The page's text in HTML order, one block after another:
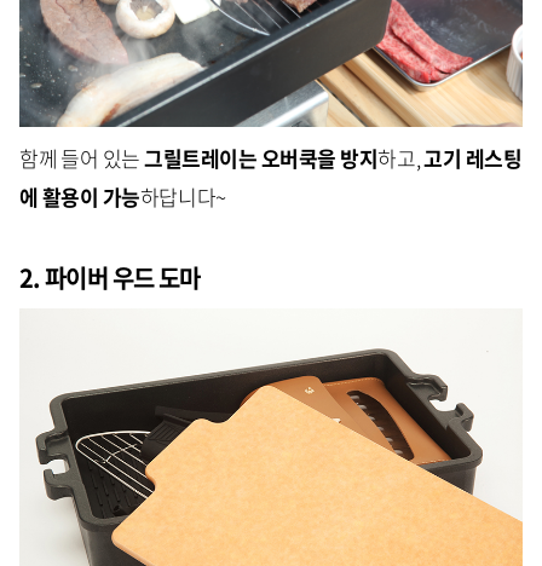
함께 들어 있는그릴트레이는 오버쿡을 방지하고,고기 레스팅
에 활용이 가능하답니다~
2. 파이버 우드 도마